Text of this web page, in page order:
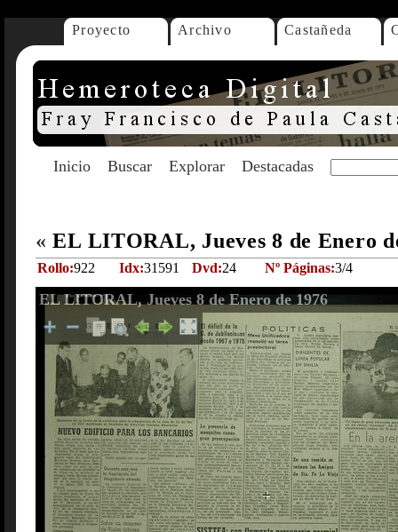
Proyecto Archivo Castañeda
Inicio Buscar Explorar Destacadas
« EL LITORAL, Jueves 8 de Enero
Rollo:922 Idx:31591 Dvd:24 Nº Páginas:3/4
EL LITORAL, Jueves 8 de Enero de 1976